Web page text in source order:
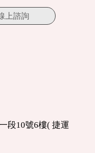
上諮詢
段10號6樓( 捷運